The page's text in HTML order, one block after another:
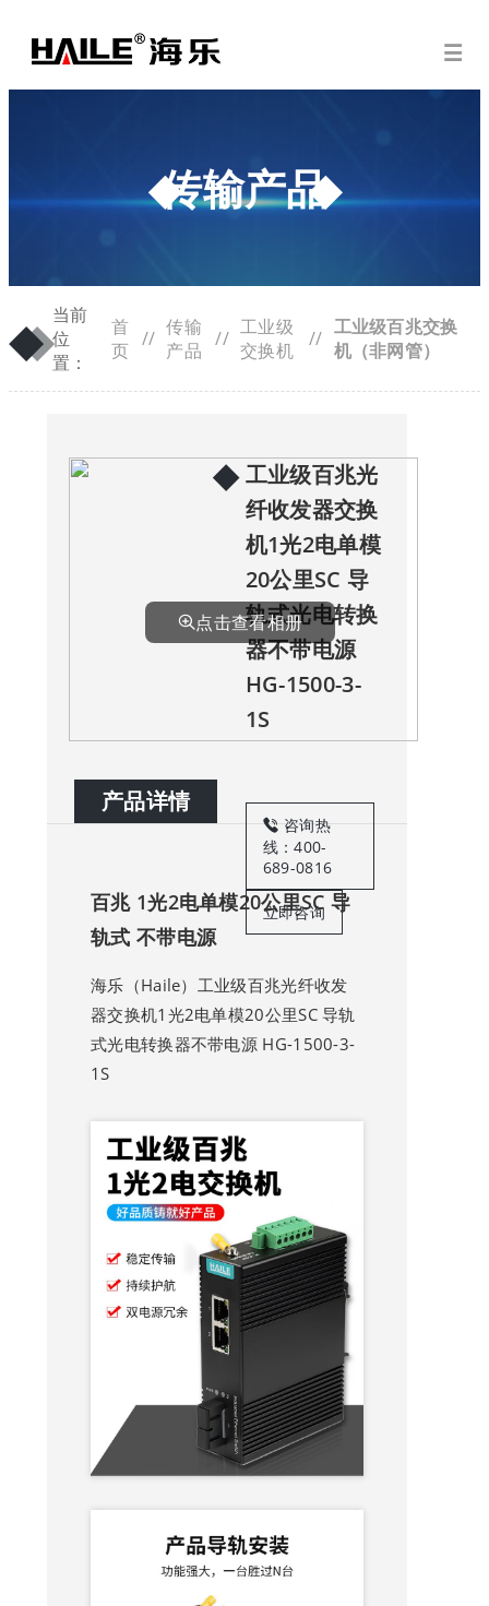
传输产品
◆
◆当前
位
置：
首
页 // 传输
产品
// 工业级
交换机
// 工业级百兆交换
机（非网管）
点击查看相册
◆ 工业级百兆光
纤收发器交换
机1光2电单模
20公里SC 导
轨式光电转换
器不带电源
HG-1500-3-
1S
咨询热
线：400-
689-0816
立即咨询
产品详情
百兆 1光2电单模20公里SC 导
轨式 不带电源
海乐（Haile）工业级百兆光纤收发
器交换机1光2电单模20公里SC 导轨
式光电转换器不带电源 HG-1500-3-
1S